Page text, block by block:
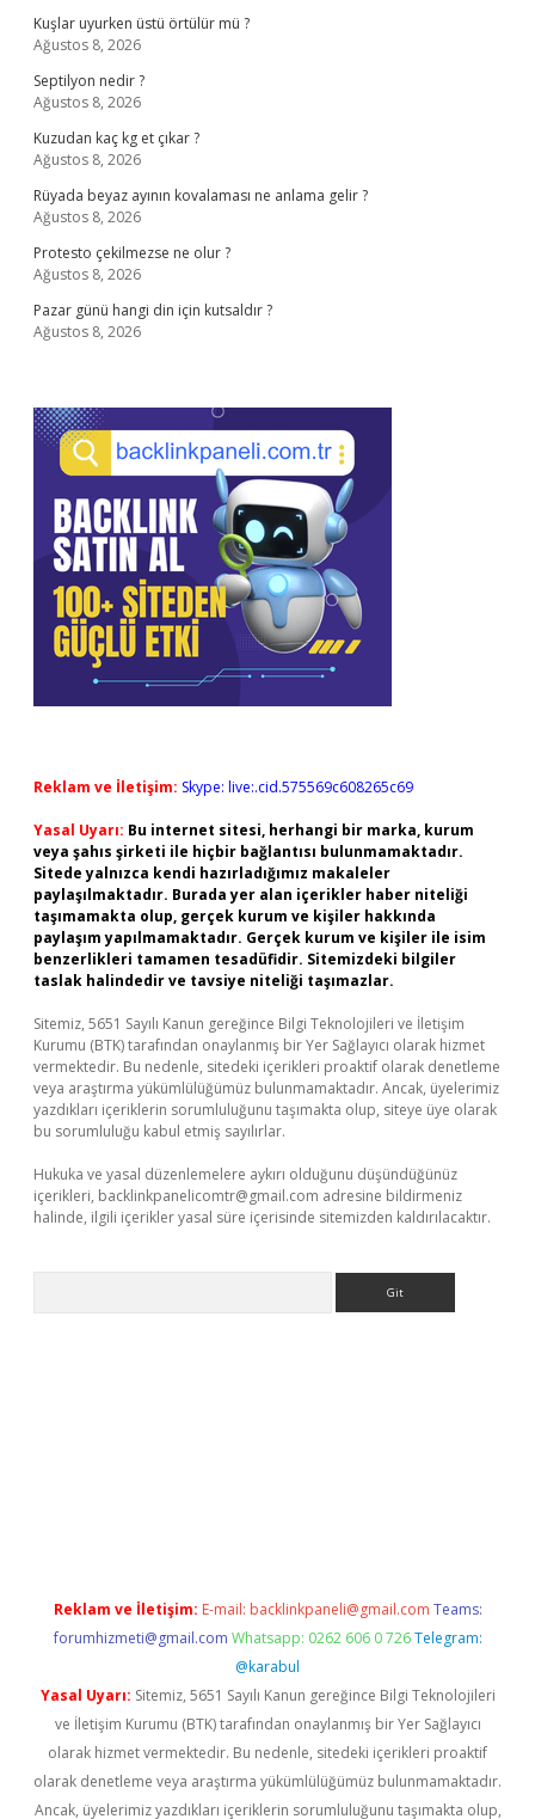
Kuşlar uyurken üstü örtülür mü ?
Ağustos 8, 2026
Septilyon nedir ?
Ağustos 8, 2026
Kuzudan kaç kg et çıkar ?
Ağustos 8, 2026
Rüyada beyaz ayının kovalaması ne anlama gelir ?
Ağustos 8, 2026
Protesto çekilmezse ne olur ?
Ağustos 8, 2026
Pazar günü hangi din için kutsaldır ?
Ağustos 8, 2026
Reklam ve İletişim: Skype: live:.cid.575569c608265c69
Yasal Uyarı: Bu internet sitesi, herhangi bir marka, kurum
veya şahıs şirketi ile hiçbir bağlantısı bulunmamaktadır.
Sitede yalnızca kendi hazırladığımız makaleler
paylaşılmaktadır. Burada yer alan içerikler haber niteliği
taşımamakta olup, gerçek kurum ve kişiler hakkında
paylaşım yapılmamaktadır. Gerçek kurum ve kişiler ile isim
benzerlikleri tamamen tesadüfidir. Sitemizdeki bilgiler
taslak halindedir ve tavsiye niteliği taşımazlar.
Sitemiz, 5651 Sayılı Kanun gereğince Bilgi Teknolojileri ve İletişim
Kurumu (BTK) tarafından onaylanmış bir Yer Sağlayıcı olarak hizmet
vermektedir. Bu nedenle, sitedeki içerikleri proaktif olarak denetleme
veya araştırma yükümlülüğümüz bulunmamaktadır. Ancak, üyelerimiz
yazdıkları içeriklerin sorumluluğunu taşımakta olup, siteye üye olarak
bu sorumluluğu kabul etmiş sayılırlar.
Hukuka ve yasal düzenlemelere aykırı olduğunu düşündüğünüz
içerikleri, backlinkpanelicomtr@gmail.com adresine bildirmeniz
halinde, ilgili içerikler yasal süre içerisinde sitemizden kaldırılacaktır.
Reklam ve İletişim: E-mail: backlinkpaneli@gmail.com Teams:
forumhizmeti@gmail.com Whatsapp: 0262 606 0 726 Telegram:
@karabul
Yasal Uyarı: Sitemiz, 5651 Sayılı Kanun gereğince Bilgi Teknolojileri
ve İletişim Kurumu (BTK) tarafından onaylanmış bir Yer Sağlayıcı
olarak hizmet vermektedir. Bu nedenle, sitedeki içerikleri proaktif
olarak denetleme veya araştırma yükümlülüğümüz bulunmamaktadır.
Ancak, üyelerimiz yazdıkları içeriklerin sorumluluğunu taşımakta olup,